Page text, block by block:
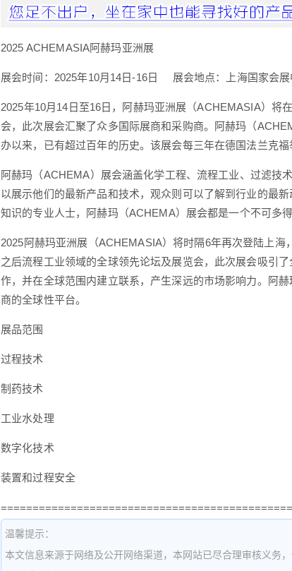
2025 ACHEMASIA阿赫玛亚洲展
展会时间：2025年10月14日-16日 展会地点：上海国家会展
2025年10月14日至16日，阿赫玛亚洲展（ACHEMASIA）将
会，此次展会汇聚了众多国际展商和采购商。阿赫玛（
办以来，已有超过百年的历史。该展会每三年在德国法兰克
阿赫玛（ACHEMA）展会涵盖化学工程、流程工业、过滤技
以展示他们的最新产品和技术，观众则可以了解到行业的最
知识的专业人士，阿赫玛（ACHEMA）展会都是一个不可多
2025阿赫玛亚洲展（ACHEMASIA）将时隔6年再次登陆上
之后流程工业领域的全球领先论坛及展览会，此次展会吸引
作，并在全球范围内建立联系，产生深远的市场影响力。阿
商的全球性平台。
展品范围
过程技术
制药技术
工业水处理
数字化技术
装置和过程安全
温馨提示：
本文信息来源于网络及公开网络渠道，本网站已尽合理审核义务